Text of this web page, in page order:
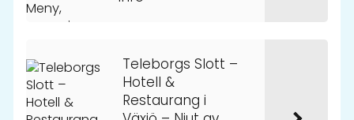
Teleborgs Slott –
Hotell &
Restaurang i